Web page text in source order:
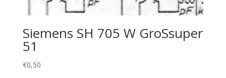
Siemens SH 705 W GroSsuper
51
€0,50